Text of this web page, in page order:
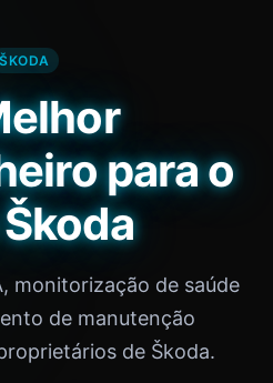
ŠKODA
para o
monitorização de saúde
de manutenção
de Škoda.